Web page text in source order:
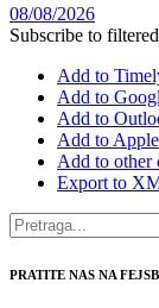
08/08/2026
Subscribe to
Add to
Add to
Add to
Add to
Add to other
Export to
PRATITE NAS NA